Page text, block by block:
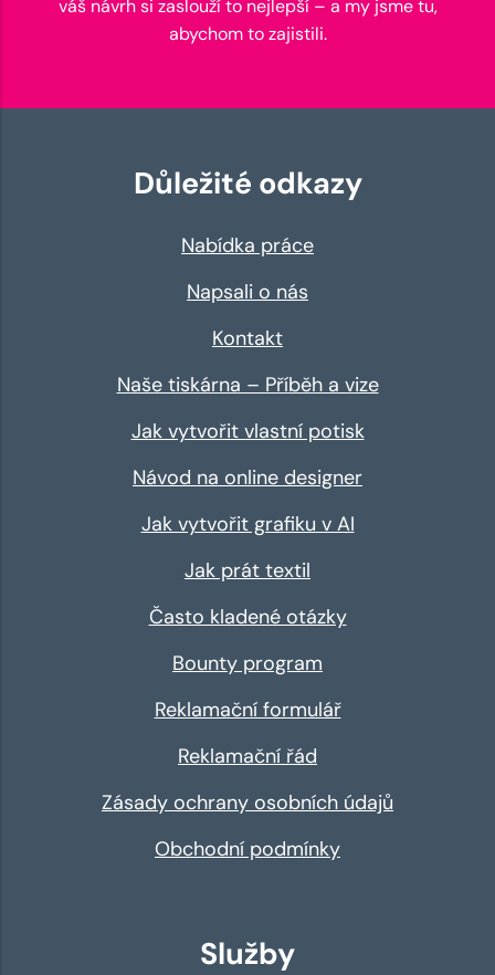
váš návrh si zaslouží to nejlepší – a my jsme tu,
abychom to zajistili.
Důležité odkazy
Nabídka práce
Napsali o nás
Kontakt
Naše tiskárna – Příběh a vize
Jak vytvořit vlastní potisk
Návod na online designer
Jak vytvořit grafiku v AI
Jak prát textil
Často kladené otázky
Bounty program
Reklamační formulář
Reklamační řád
Zásady ochrany osobních údajů
Obchodní podmínky
Služby